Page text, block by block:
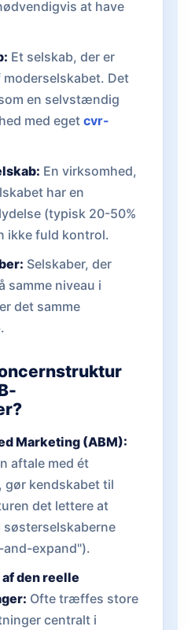
at have
Et selskab, der er
Det
en selvstændig
med eget cvr-
En virksomhed,
har en
(typisk 20-50%
ikke fuld kontrol.
Selskaber, der
samme niveau i
det samme
Marketing (ABM):
aftale med ét
gør kendskabet til
det lettere at
søsterselskaberne
expand").
den reelle
Ofte træffes store
centralt i